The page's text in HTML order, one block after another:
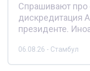
Спрашивают про
дискредитация
президенте.
06.08.26 - Стамбул